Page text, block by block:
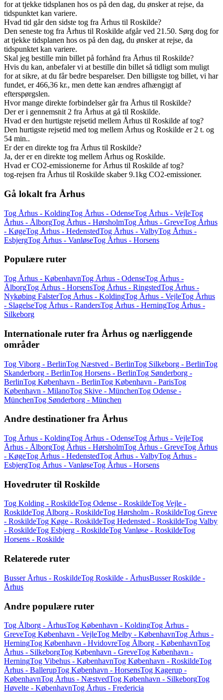
for at tjekke tidsplanen hos os på den dag, du ønsker at rejse, da
tidspunktet kan variere.
Hvad tid går den sidste tog fra Århus til Roskilde?
Den seneste tog fra Århus til Roskilde afgår ved 21.50. Sørg dog for
at tjekke tidsplanen hos os på den dag, du ønsker at rejse, da
tidspunktet kan variere.
Skal jeg bestille min billet på forhånd fra Århus til Roskilde?
Hvis du kan, anbefaler vi at bestille din billet så tidligt som muligt
for at sikre, at du får bedre besparelser. Den billigste tog billet, vi har
fundet, er 466,36 kr., men dette kan ændres afhængigt af
efterspørgslen.
Hvor mange direkte forbindelser går fra Århus til Roskilde?
Der er i gennemsnit 2 fra Århus at gå til Roskilde.
Hvad er den hurtigste rejsetid mellem Århus til Roskilde af tog?
Den hurtigste rejsetid med tog mellem Århus og Roskilde er 2 t. og
54 min..
Er der en direkte tog fra Århus til Roskilde?
Ja, der er en direkte tog mellem Århus og Roskilde.
Hvad er CO2-emissionerne for Århus til Roskilde af tog?
tog-rejsen fra Århus til Roskilde skaber 9.1kg CO2-emissioner.
Gå lokalt fra Århus
Tog Århus - KoldingTog Århus - OdenseTog Århus - VejleTog
Århus - ÅlborgTog Århus - HørsholmTog Århus - GreveTog Århus
- KøgeTog Århus - HedenstedTog Århus - ValbyTog Århus -
EsbjergTog Århus - VanløseTog Århus - Horsens
Populære ruter
Tog Århus - KøbenhavnTog Århus - OdenseTog Århus -
ÅlborgTog Århus - HorsensTog Århus - RingstedTog Århus -
Nykøbing FalsterTog Århus - KoldingTog Århus - VejleTog Århus
- SlagelseTog Århus - RandersTog Århus - HerningTog Århus -
Silkeborg
Internationale ruter fra Århus og nærliggende
områder
Tog Viborg - BerlinTog Næstved - BerlinTog Silkeborg - BerlinTog
Skanderborg - BerlinTog Horsens - BerlinTog Sønderborg -
BerlinTog København - BerlinTog København - ParisTog
København - MilanoTog Skive - MünchenTog Odense -
MünchenTog Sønderborg - München
Andre destinationer fra Århus
Tog Århus - KoldingTog Århus - OdenseTog Århus - VejleTog
Århus - ÅlborgTog Århus - HørsholmTog Århus - GreveTog Århus
- KøgeTog Århus - HedenstedTog Århus - ValbyTog Århus -
EsbjergTog Århus - VanløseTog Århus - Horsens
Hovedruter til Roskilde
Tog Kolding - RoskildeTog Odense - RoskildeTog Vejle -
RoskildeTog Ålborg - RoskildeTog Hørsholm - RoskildeTog Greve
- RoskildeTog Køge - RoskildeTog Hedensted - RoskildeTog Valby
- RoskildeTog Esbjerg - RoskildeTog Vanløse - RoskildeTog
Horsens - Roskilde
Relaterede ruter
Busser Århus - RoskildeTog Roskilde - ÅrhusBusser Roskilde -
Århus
Andre populære ruter
Tog Ålborg - ÅrhusTog København - KoldingTog Århus -
GreveTog København - VejleTog Melby - KøbenhavnTog Århus -
HerningTog København - HvidovreTog Ålborg - KøbenhavnTog
Århus - SilkeborgTog København - GreveTog København -
HerningTog Vibehus - KøbenhavnTog København - RoskildeTog
Århus - BallerupTog København - HorsensTog Kagerup -
KøbenhavnTog Århus - NæstvedTog København - SilkeborgTog
Høvelte - KøbenhavnTog Århus - Fredericia